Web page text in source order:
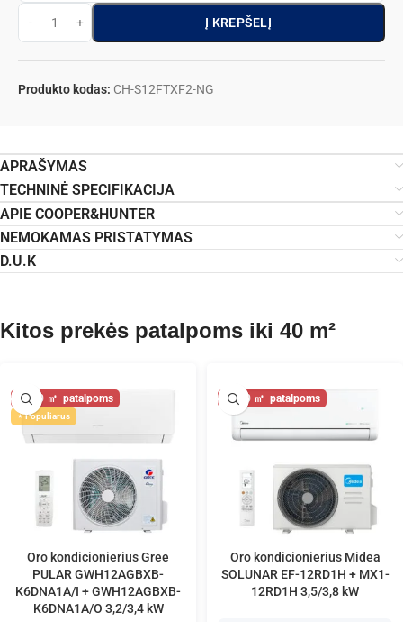
Į KREPŠELĮ
Produkto kodas: CH-S12FTXF2-NG
APRAŠYMAS
TECHNINĖ SPECIFIKACIJA
APIE COOPER&HUNTER
NEMOKAMAS PRISTATYMAS
D.U.K
Kitos prekės patalpoms iki 40 m²
40
Populiarus
Oro kondicionierius Gree
PULAR GWH12AGBXB-
K6DNA1A/I + GWH12AGBXB-
K6DNA1A/O 3,2/3,4 kW
40
Oro kondicionierius Midea
SOLUNAR EF-12RD1H + MX1-
12RD1H 3,5/3,8 kW